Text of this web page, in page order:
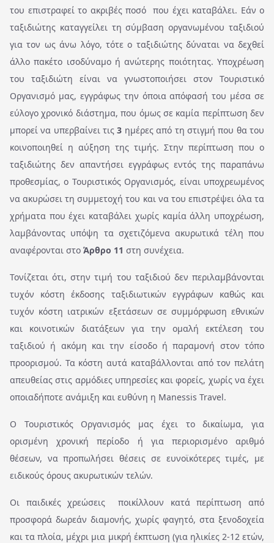
του επιστραφεί το ακριβές ποσό που έχει καταβάλει. Εάν ο
ταξιδιώτης καταγγείλει τη σύμβαση οργανωμένου ταξιδιού
για τον ως άνω λόγο, τότε ο ταξιδιώτης δύναται να δεχθεί
άλλο πακέτο ισοδύναμο ή ανώτερης ποιότητας. Υποχρέωση
του ταξιδιώτη είναι να γνωστοποιήσει στον Τουριστικό
Οργανισμό μας, εγγράφως την όποια απόφασή του μέσα σε
εύλογο χρονικό διάστημα, που όμως σε καμία περίπτωση δεν
μπορεί να υπερβαίνει τις3 ημέρες από τη στιγμή που θα του
κοινοποιηθεί η αύξηση της τιμής. Στην περίπτωση που ο
ταξιδιώτης δεν απαντήσει εγγράφως εντός της παραπάνω
προθεσμίας, ο Τουριστικός Οργανισμός, είναι υποχρεωμένος
να ακυρώσει τη συμμετοχή του και να του επιστρέψει όλα τα
χρήματα που έχει καταβάλει χωρίς καμία άλλη υποχρέωση,
λαμβάνοντας υπόψη τα σχετιζόμενα ακυρωτικά τέλη που
αναφέρονται στο Άρθρο 11 στη συνέχεια.
Τονίζεται ότι, στην τιμή του ταξιδιού δεν περιλαμβάνονται
τυχόν κόστη έκδοσης ταξιδιωτικών εγγράφων καθώς και
τυχόν κόστη ιατρικών εξετάσεων σε συμμόρφωση εθνικών
και κοινοτικών διατάξεων για την ομαλή εκτέλεση του
ταξιδιού ή ακόμη και την είσοδο ή παραμονή στον τόπο
προορισμού. Τα κόστη αυτά καταβάλλονται από τον πελάτη
απευθείας στις αρμόδιες υπηρεσίες και φορείς, χωρίς να έχει
οποιαδήποτε ανάμιξη και ευθύνη η Manessis Travel.
Ο Τουριστικός Οργανισμός μας έχει το δικαίωμα, για
ορισμένη χρονική περίοδο ή για περιορισμένο αριθμό
θέσεων, να προπωλήσει θέσεις σε ευνοϊκότερες τιμές, με
ειδικούς όρους ακυρωτικών τελών.
Οι παιδικές χρεώσεις ποικίλλουν κατά περίπτωση από
προσφορά δωρεάν διαμονής, χωρίς φαγητό, στα ξενοδοχεία
και τα πλοία, μέχρι μια μικρή έκπτωση (για ηλικίες 2-12 ετών,